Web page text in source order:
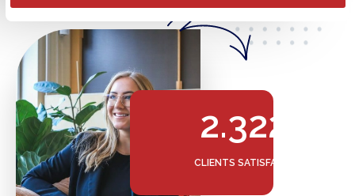
2.322
CLIENTS SATISFAITS